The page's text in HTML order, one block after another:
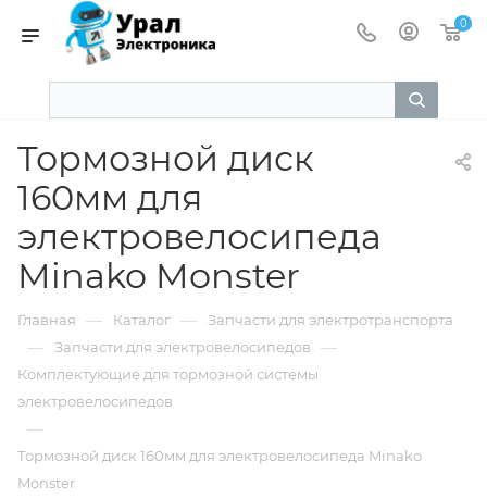
0
Тормозной диск
160мм для
электровелосипеда
Minako Monster
Главная — Каталог — Запчасти для электротранспорта
— Запчасти для электровелосипедов —
Комплектующие для тормозной системы
электровелосипедов
—
Тормозной диск 160мм для электровелосипеда Minako
Monster